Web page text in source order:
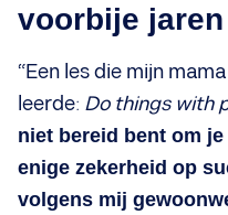
voorbije
“Een les die mijn
leerde: Do things with
niet bereid bent om
enige zekerheid op
volgens mij